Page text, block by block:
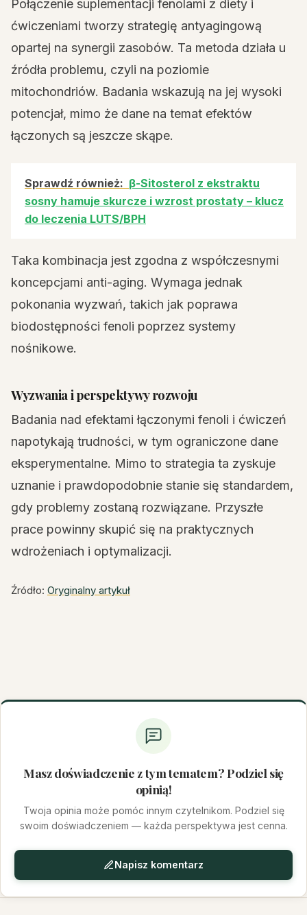
Połączenie suplementacji fenolami z diety i
ćwiczeniami tworzy strategię antyagingową
opartej na synergii zasobów. Ta metoda działa u
źródła problemu, czyli na poziomie
mitochondriów. Badania wskazują na jej wysoki
potencjał, mimo że dane na temat efektów
łączonych są jeszcze skąpe.
Sprawdź również: β-Sitosterol z ekstraktu
sosny hamuje skurcze i wzrost prostaty – klucz
do leczenia LUTS/BPH
Taka kombinacja jest zgodna z współczesnymi
koncepcjami anti-aging. Wymaga jednak
pokonania wyzwań, takich jak poprawa
biodostępności fenoli poprzez systemy
nośnikowe.
Wyzwania i perspektywy rozwoju
Badania nad efektami łączonymi fenoli i ćwiczeń
napotykają trudności, w tym ograniczone dane
eksperymentalne. Mimo to strategia ta zyskuje
uznanie i prawdopodobnie stanie się standardem,
gdy problemy zostaną rozwiązane. Przyszłe
prace powinny skupić się na praktycznych
wdrożeniach i optymalizacji.
Źródło: Oryginalny artykuł
Masz doświadczenie z tym tematem? Podziel się
opinią!
Twoja opinia może pomóc innym czytelnikom. Podziel się
swoim doświadczeniem — każda perspektywa jest cenna.
Napisz komentarz